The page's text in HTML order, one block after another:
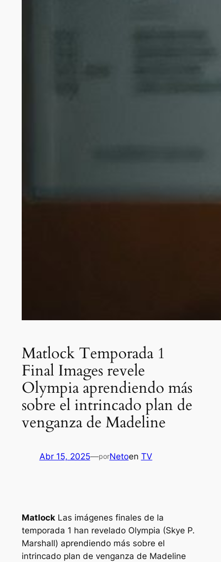
Matlock Temporada 1
Final Images revele
Olympia aprendiendo más
sobre el intrincado plan de
venganza de Madeline
Abr 15, 2025—porNetoen TV
MatlockLas imágenes finales de la
temporada 1 han revelado Olympia (Skye P.
Marshall) aprendiendo más sobre el
intrincado plan de venganza de Madeline